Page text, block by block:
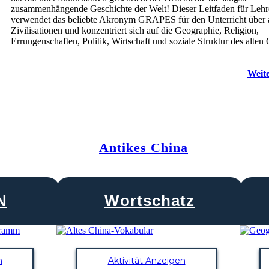
zusammenhängende Geschichte der Welt! Dieser Leitfaden für
verwendet das beliebte Akronym GRAPES für den Unterricht über
Zivilisationen und konzentriert sich auf die Geographie, Religion,
Errungenschaften, Politik, Wirtschaft und soziale Struktur des alten
Antikes China
Wortschatz
Aktivität Anzeigen